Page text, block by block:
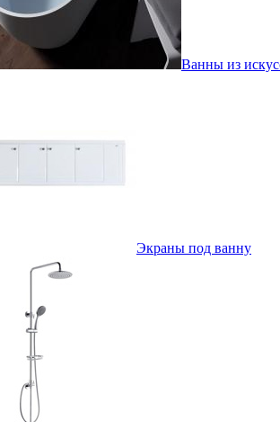
Ванны из
Экраны под ванну